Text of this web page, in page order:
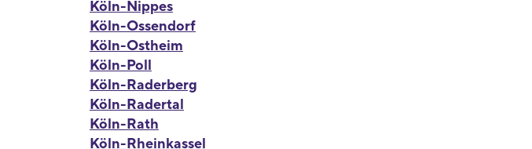
Köln-Nippes
Köln-Ossendorf
Köln-Ostheim
Köln-Poll
Köln-Raderberg
Köln-Radertal
Köln-Rath
Köln-Rheinkassel